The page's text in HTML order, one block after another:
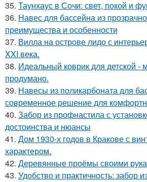
35. Таунхаус в Сочи: свет, покой и
36. Навес для бассейна из
преимущества и особенности
37. Вилла на острове лидо с
XXI века.
38. Идеальный коврик для детской -
продумано.
39. Навесы из поликарбоната для
современное решение для
40. Забор из профнастила с
достоинства и нюансы
41. Дом 1930-х годов в Кракове с
характером.
42. Деревянные проёмы своими
43. Удобство и практичность: забор